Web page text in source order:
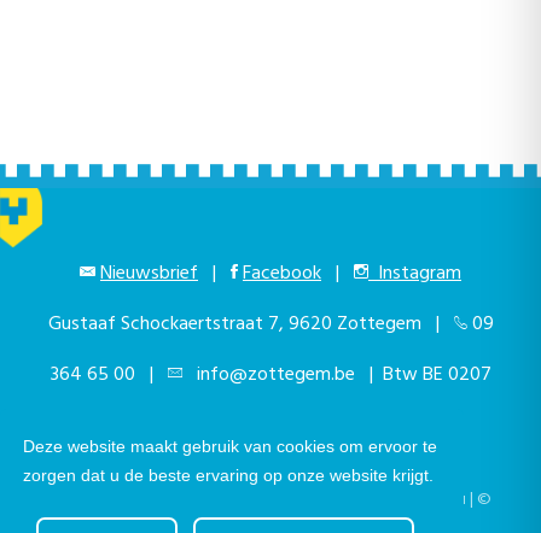
Deze website maakt gebruik van cookies om ervoor te
zorgen dat u de beste ervaring op onze website krijgt.
Nieuwsbrief | Facebook |
Instagram
Gustaaf Schockaertstraat 7, 9620 Zottegem |
09
364 65 00 | info@zottegem.be | Btw BE 0207
Telefonisch bereikbaar elke werkdag van 9.00u tot 12.00u | ©